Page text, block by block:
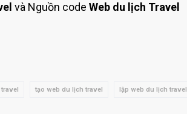
và Nguồn code Web du lịch Travel
tạo web du lịch travel lập web du lịch travel